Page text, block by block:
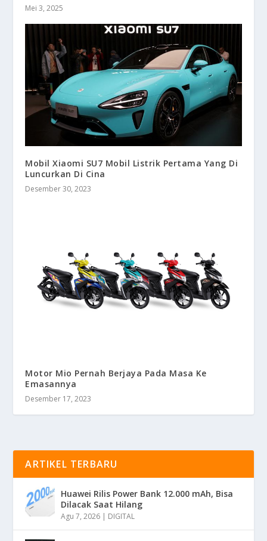
Mei 3, 2025
Mobil Xiaomi SU7 Mobil Listrik Pertama Yang Di
Luncurkan Di Cina
Desember 30, 2023
Motor Mio Pernah Berjaya Pada Masa Ke
Emasannya
Desember 17, 2023
ARTIKEL TERBARU
Huawei Rilis Power Bank 12.000 mAh, Bisa
Dilacak Saat Hilang
Agu 7, 2026 | DIGITAL